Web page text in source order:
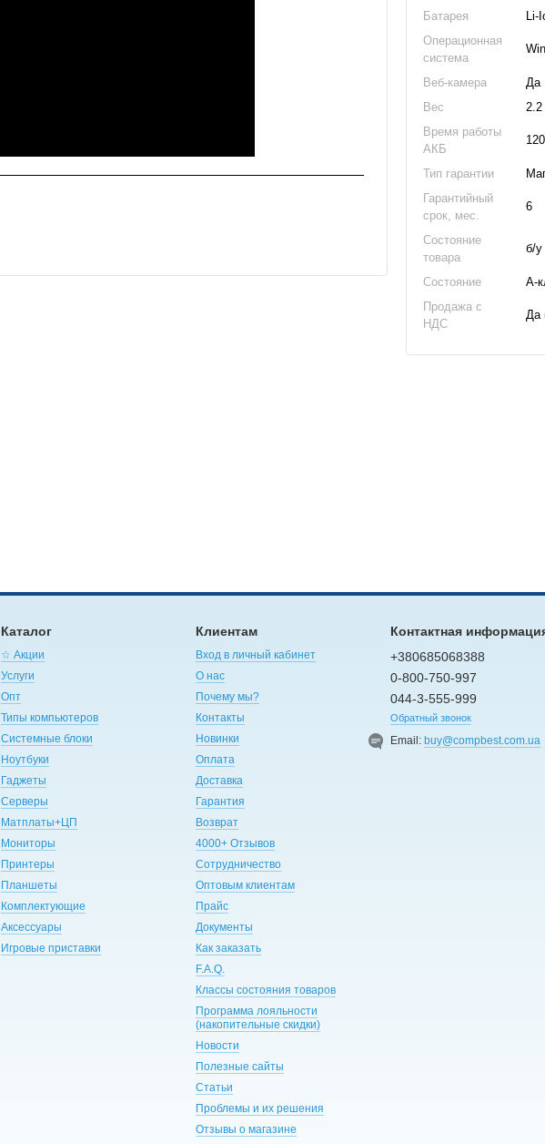
Батарея
Li-
Операционная
система
Веб-камера
Да
Вес
2.2
Время работы
АКБ
Тип гарантии
Гарантийный
срок, мес.
6
Состояние
товара
б/у
Состояние
А-
Продажа с
НДС
Да
Каталог
☆ Акции
Услуги
Опт
Типы компьютеров
Системные блоки
Ноутбуки
Гаджеты
Серверы
Матплаты+ЦП
Мониторы
Принтеры
Планшеты
Комплектующие
Аксессуары
Игровые приставки
Клиентам
Вход в личный кабинет
О нас
Почему мы?
Контакты
Новинки
Оплата
Доставка
Гарантия
Возврат
4000+ Отзывов
Сотрудничество
Оптовым клиентам
Прайс
Документы
Как заказать
F.A.Q.
Классы состояния товаров
Программа лояльности
(накопительные скидки)
Новости
Полезные сайты
Статьи
Проблемы и их решения
Отзывы о магазине
Контактная
+380685068388
0-800-750-997
044-3-555-999
Обратный звонок
Email:buy@compbest.com.ua